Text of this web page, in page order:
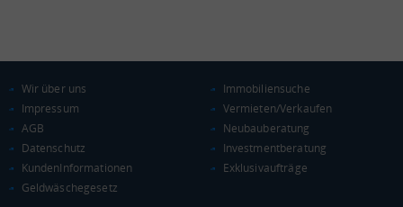
Wir über uns
Impressum
AGB
Datenschutz
KundenInformationen
Geldwäschegesetz
Immobiliensuche
Vermieten/Verkaufen
Neubauberatung
Investmentberatung
Exklusivaufträge